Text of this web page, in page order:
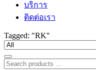
บริการ
ติดต่อเรา
Tagged: "RK"